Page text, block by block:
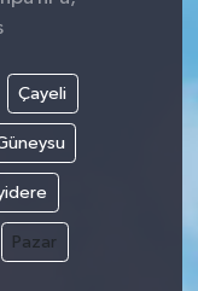
Çayeli
Pazar